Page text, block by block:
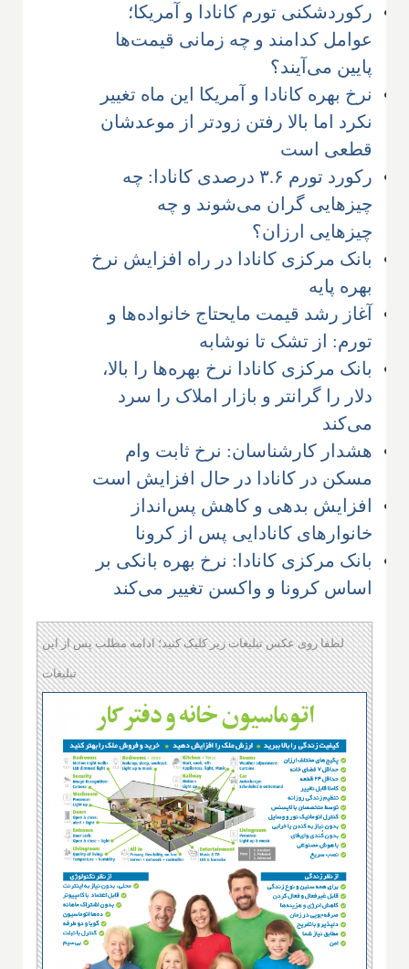
رکوردشکنی تورم کانادا و آمریکا؛
عوامل کدامند و چه زمانی قیمت‌ها
پایین می‌آیند؟
نرخ بهره کانادا و آمریکا این ماه تغییر
نکرد اما بالا رفتن زودتر از موعدشان
قطعی است
رکورد تورم ۳.۶ درصدی کانادا: چه
چیزهایی گران می‌شوند و چه
چیزهایی ارزان؟
بانک مرکزی کانادا در راه افزایش نرخ
بهره پایه
آغاز رشد قیمت مایحتاج خانواده‌ها و
تورم: از تشک تا نوشابه
بانک مرکزی کانادا نرخ بهره‌ها را بالا،
دلار را گرانتر و بازار املاک را سرد
می‌کند
هشدار کارشناسان: نرخ ثابت وام
مسکن در کانادا در حال افزایش است
افزایش بدهی و کاهش پس‌انداز
خانوارهای کانادایی پس از کرونا
بانک مرکزی کانادا: نرخ بهره بانکی بر
اساس کرونا و واکسن تغییر می‌کند
لطفا روی عکس تبلیغات زیر کلیک کنید؛ ادامه مطلب پس از این
تبلیغات